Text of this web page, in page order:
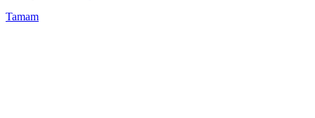
Tamam